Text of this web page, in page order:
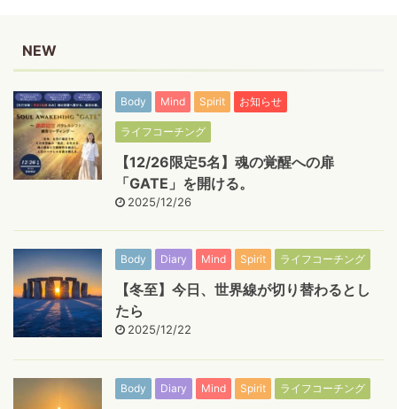
NEW
Body Mind Spirit お知らせ
ライフコーチング
【12/26限定5名】魂の覚醒への扉
「GATE」を開ける。
2025/12/26
Body Diary Mind Spirit ライフコーチング
【冬至】今日、世界線が切り替わるとし
たら
2025/12/22
Body Diary Mind Spirit ライフコーチング